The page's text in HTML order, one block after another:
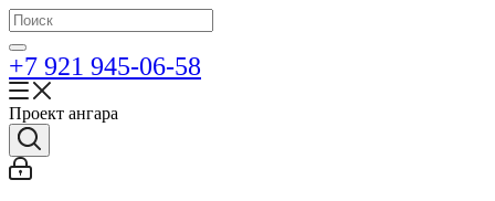
+7 921 945-06-58
Проект ангара